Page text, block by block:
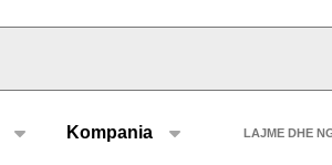
Kompania LAJME DHE